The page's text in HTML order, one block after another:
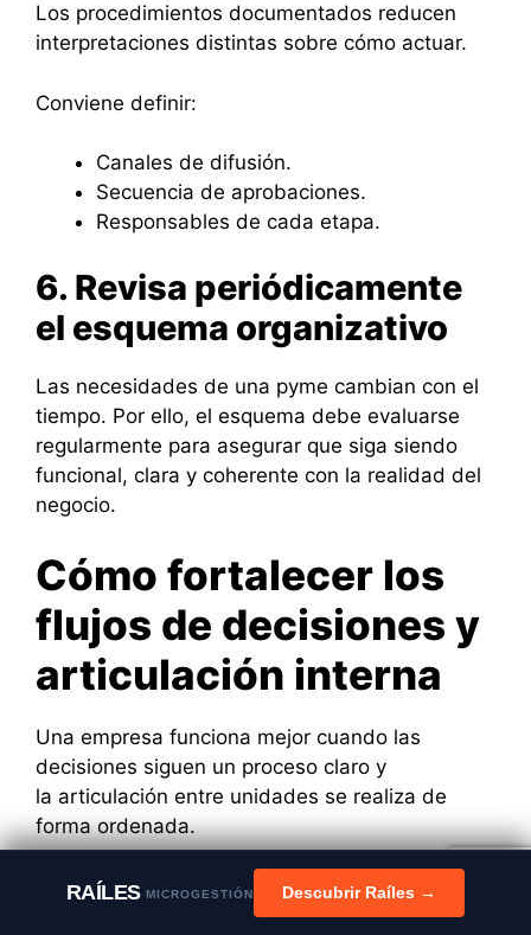
Los procedimientos documentados reducen
interpretaciones distintas sobre cómo actuar.
Conviene definir:
Canales de difusión.
Secuencia de aprobaciones.
Responsables de cada etapa.
6. Revisa periódicamente
el esquema organizativo
Las necesidades de una pyme cambian con el
tiempo. Por ello, el esquema debe evaluarse
regularmente para asegurar que siga siendo
funcional, clara y coherente con la realidad del
negocio.
Cómo fortalecer los
flujos de decisiones y
articulación interna
Una empresa funciona mejor cuando las
decisiones siguen un proceso claro y
la articulación entre unidades se realiza de
forma ordenada.
Fortalecer estos flujos ayuda a reducir
ambigüedades, optimizar recursos y mantener
RAÍLESMICROGESTIÓN Descubrir Raíles →